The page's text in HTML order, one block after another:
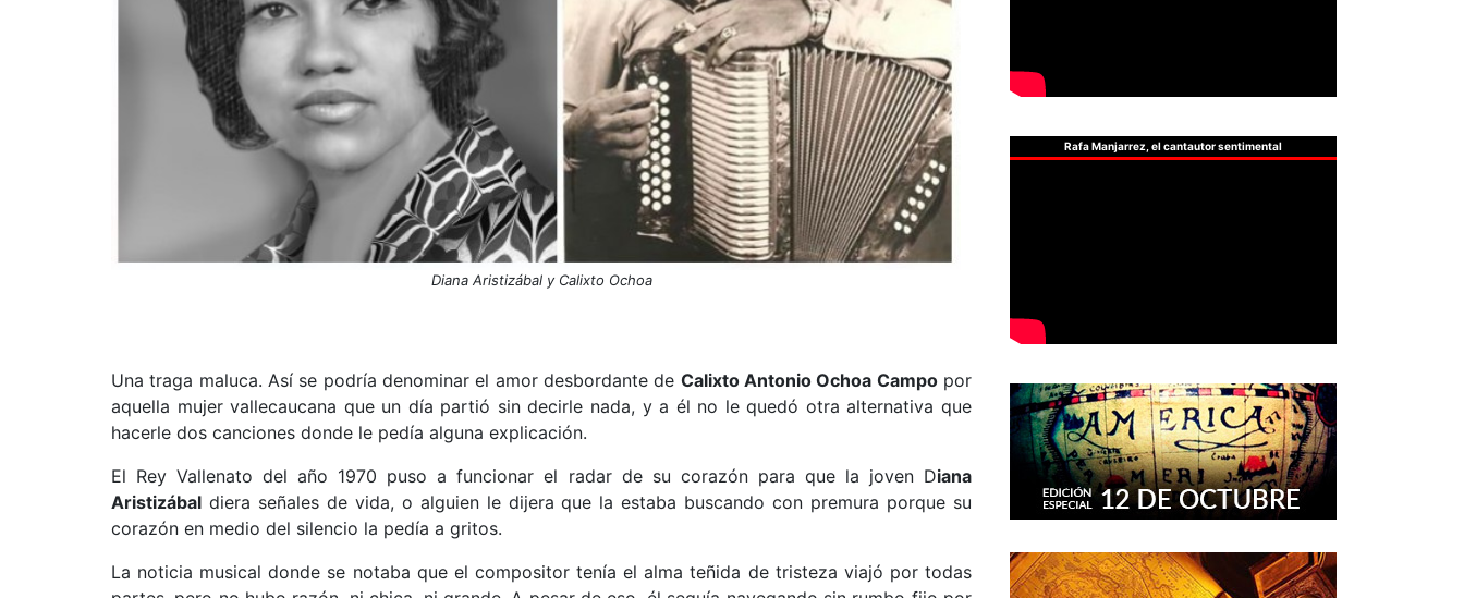
Diana Aristizábal y Calixto Ochoa
Una traga maluca. Así se podría denominar el amor desbordante de Calixto Antonio Ochoa Campopor
aquella mujer vallecaucana que un día partió sin decirle nada, y a él no le quedó otra alternativa que
hacerle dos canciones donde le pedía alguna explicación.
El Rey Vallenato del año 1970 puso a funcionar el radar de su corazón para que la joven Diana
Aristizábal diera señales de vida, o alguien le dijera que la estaba buscando con premura porque su
corazón en medio del silencio la pedía a gritos.
La noticia musical donde se notaba que el compositor tenía el alma teñida de tristeza viajó por todas
Rafa Manjarrez, el cantautor sentimental